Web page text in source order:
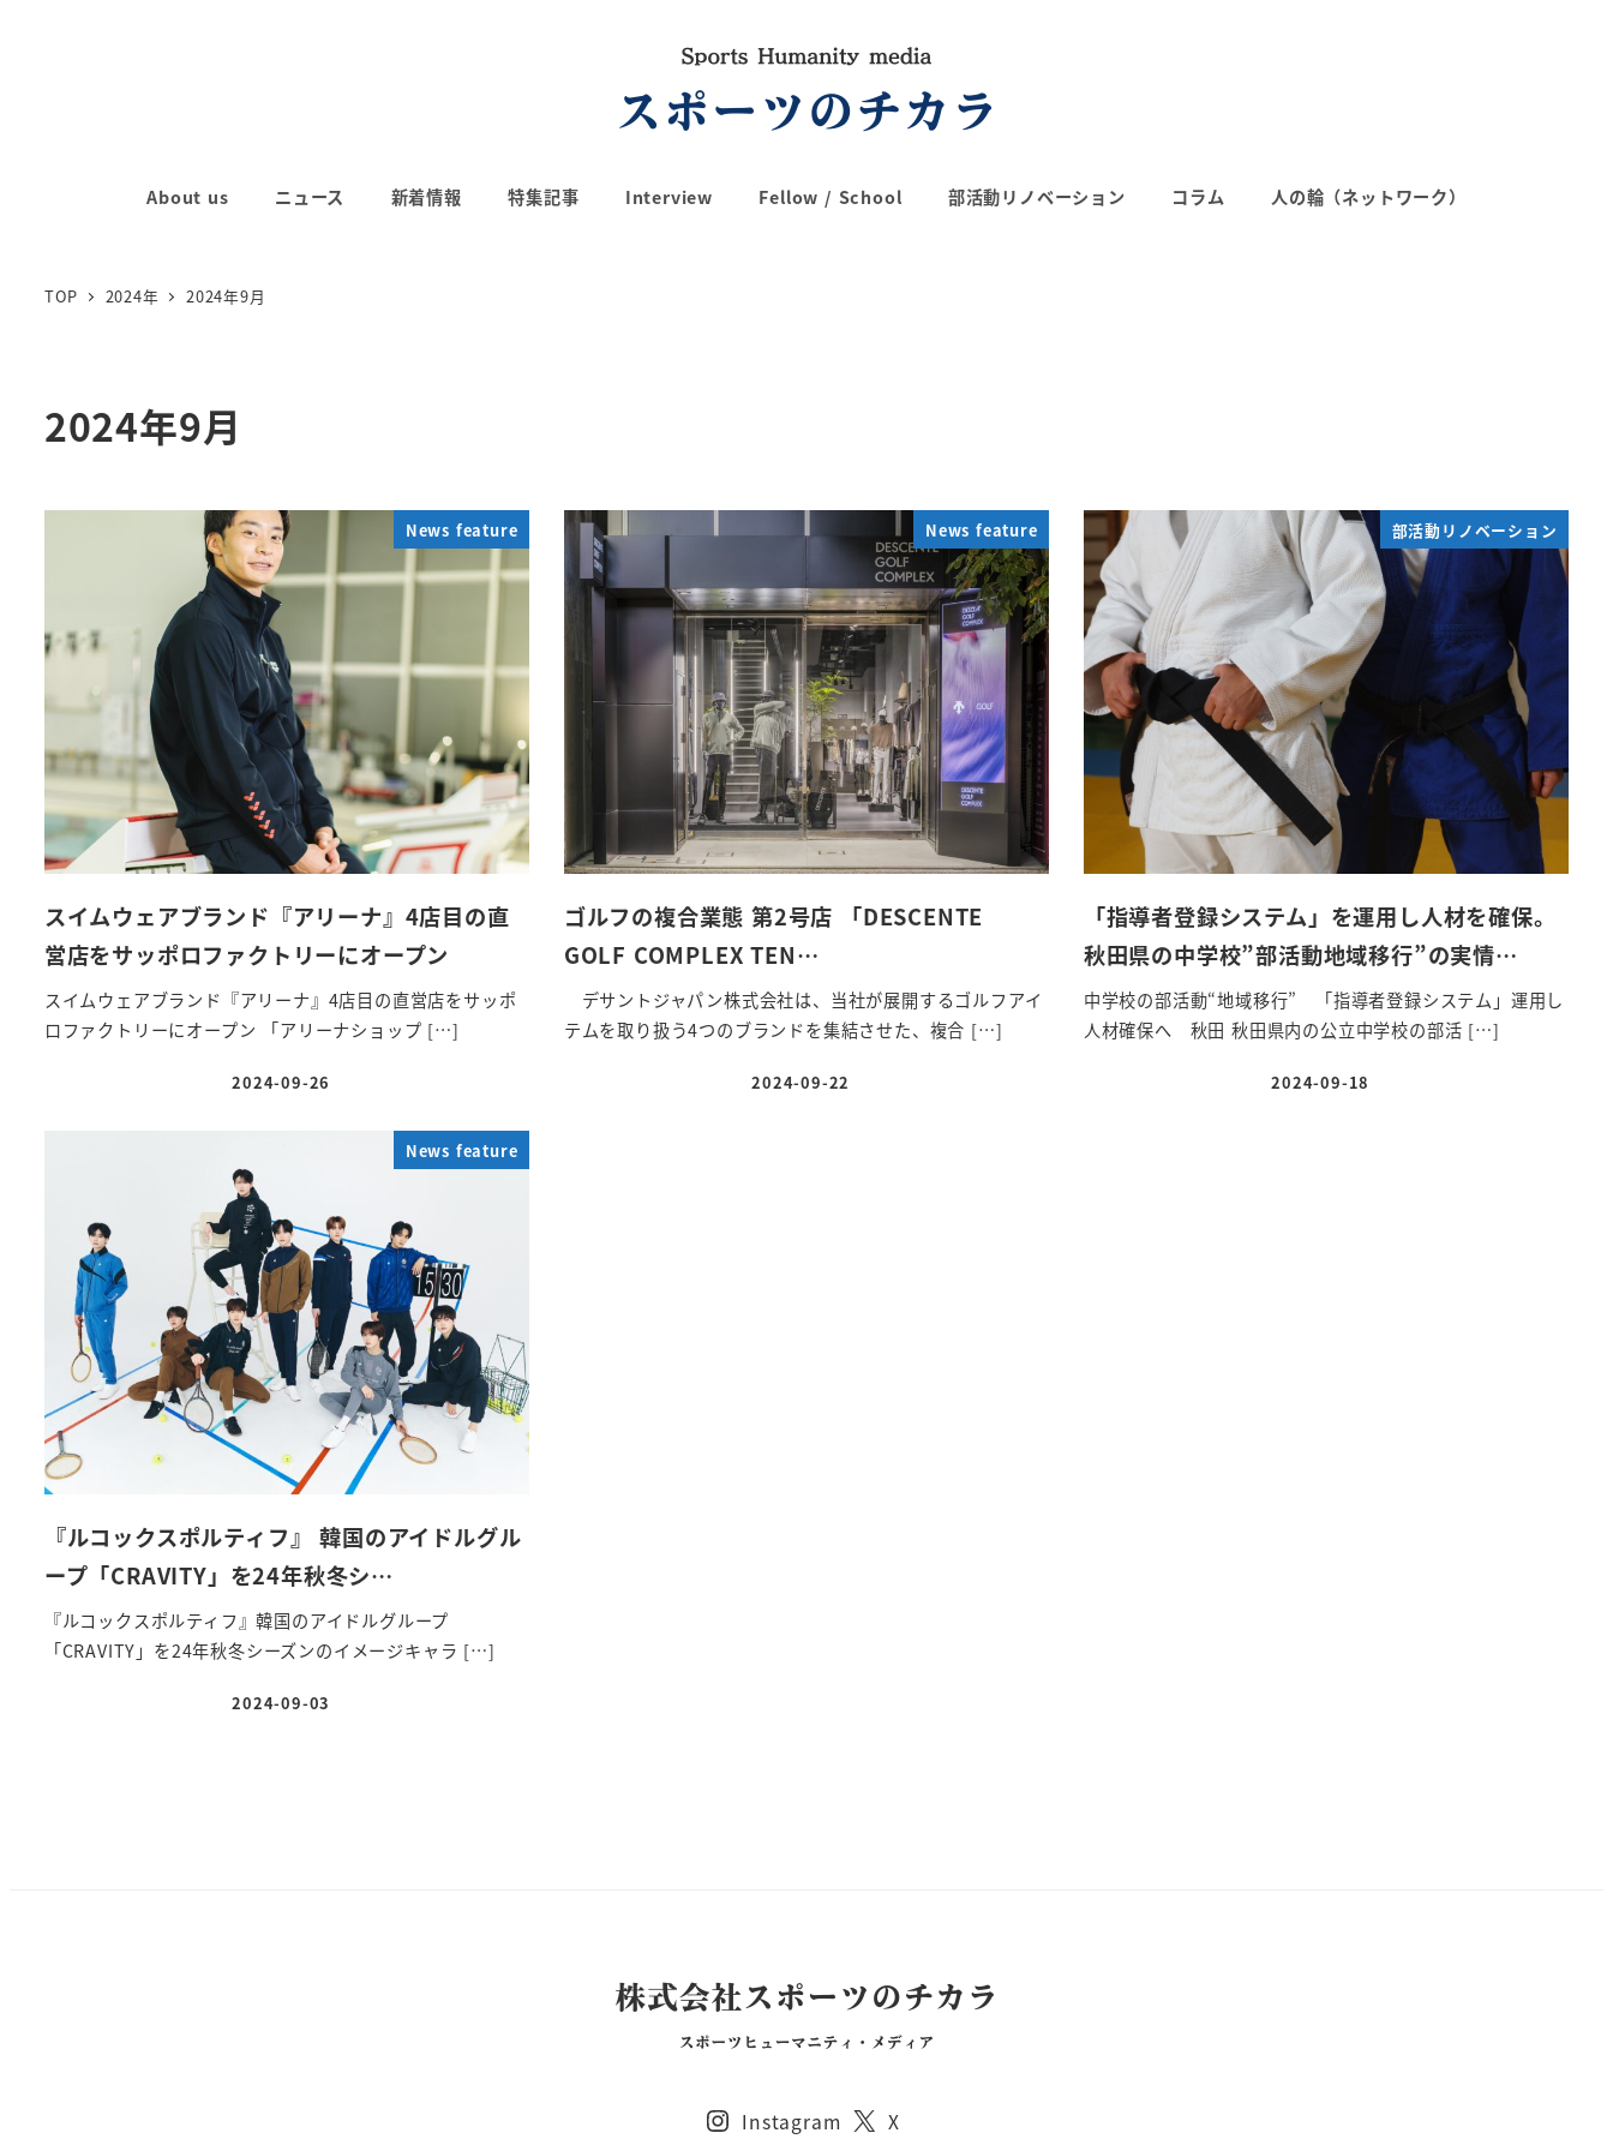
About us ニュース 新着情報 特集記事 Interview Fellow / School 部活動リノベーション コラム 人の輪（ネットワーク）
TOP 2024年 2024年9月
2024年9月
News feature
スイムウェアブランド『アリーナ』4店目の直
営店をサッポロファクトリーにオープン
スイムウェアブランド『アリーナ』4店目の直営店をサッポ
ロファクトリーにオープン 「アリーナショップ […]
投稿日
2024-09-26
News feature
ゴルフの複合業態 第2号店 「DESCENTE
GOLF COMPLEX TEN…
デサントジャパン株式会社は、当社が展開するゴルフアイ
テムを取り扱う4つのブランドを集結させた、複合 […]
投稿日
2024-09-22
部活動リノベーション
「指導者登録システム」を運用し人材を確保。
秋田県の中学校”部活動地域移行”の実情…
中学校の部活動“地域移行” 「指導者登録システム」運用し
人材確保へ 秋田 秋田県内の公立中学校の部活 […]
投稿日
2024-09-18
News feature
『ルコックスポルティフ』 韓国のアイドルグル
ープ「CRAVITY」を24年秋冬シ…
『ルコックスポルティフ』韓国のアイドルグループ
「CRAVITY」を24年秋冬シーズンのイメージキャラ […]
投稿日
2024-09-03
Instagram X